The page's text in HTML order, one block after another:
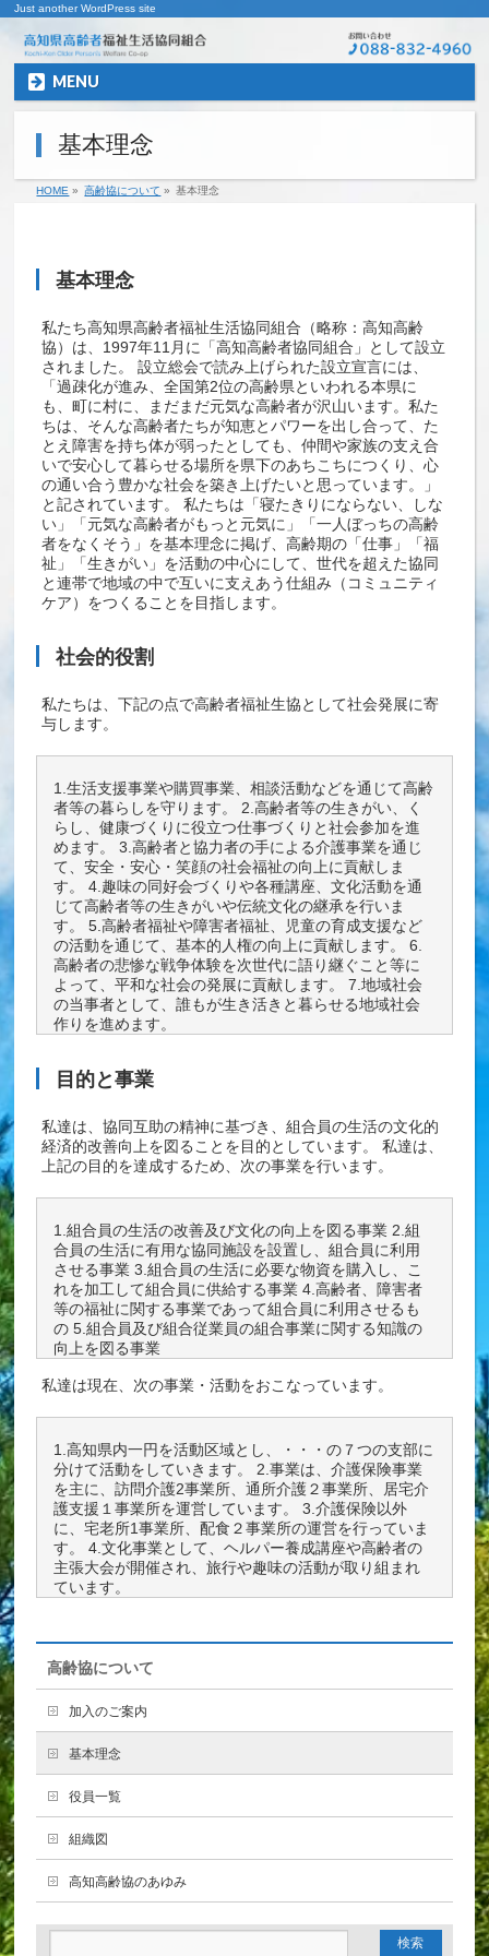
Just another WordPress site
MENU
基本理念
HOME » 高齢協について » 基本理念
基本理念
私たち高知県高齢者福祉生活協同組合（略称：高知高齢
協）は、1997年11月に「高知高齢者協同組合」として設立
されました。 設立総会で読み上げられた設立宣言には、
「過疎化が進み、全国第2位の高齢県といわれる本県に
も、町に村に、まだまだ元気な高齢者が沢山います。私た
ちは、そんな高齢者たちが知恵とパワーを出し合って、た
とえ障害を持ち体が弱ったとしても、仲間や家族の支え合
いで安心して暮らせる場所を県下のあちこちにつくり、心
の通い合う豊かな社会を築き上げたいと思っています。」
と記されています。 私たちは「寝たきりにならない、しな
い」「元気な高齢者がもっと元気に」「一人ぼっちの高齢
者をなくそう」を基本理念に掲げ、高齢期の「仕事」「福
祉」「生きがい」を活動の中心にして、世代を超えた協同
と連帯で地域の中で互いに支えあう仕組み（コミュニティ
ケア）をつくることを目指します。
社会的役割
私たちは、下記の点で高齢者福祉生協として社会発展に寄
与します。
1.生活支援事業や購買事業、相談活動などを通じて高齢
者等の暮らしを守ります。 2.高齢者等の生きがい、く
らし、健康づくりに役立つ仕事づくりと社会参加を進
めます。 3.高齢者と協力者の手による介護事業を通じ
て、安全・安心・笑顔の社会福祉の向上に貢献しま
す。 4.趣味の同好会づくりや各種講座、文化活動を通
じて高齢者等の生きがいや伝統文化の継承を行いま
す。 5.高齢者福祉や障害者福祉、児童の育成支援など
の活動を通じて、基本的人権の向上に貢献します。 6.
高齢者の悲惨な戦争体験を次世代に語り継ぐこと等に
よって、平和な社会の発展に貢献します。 7.地域社会
の当事者として、誰もが生き活きと暮らせる地域社会
作りを進めます。
目的と事業
私達は、協同互助の精神に基づき、組合員の生活の文化的
経済的改善向上を図ることを目的としています。 私達は、
上記の目的を達成するため、次の事業を行います。
1.組合員の生活の改善及び文化の向上を図る事業 2.組
合員の生活に有用な協同施設を設置し、組合員に利用
させる事業 3.組合員の生活に必要な物資を購入し、こ
れを加工して組合員に供給する事業 4.高齢者、障害者
等の福祉に関する事業であって組合員に利用させるも
の 5.組合員及び組合従業員の組合事業に関する知識の
向上を図る事業
私達は現在、次の事業・活動をおこなっています。
1.高知県内一円を活動区域とし、・・・の７つの支部に
分けて活動をしていきます。 2.事業は、介護保険事業
を主に、訪問介護2事業所、通所介護２事業所、居宅介
護支援１事業所を運営しています。 3.介護保険以外
に、宅老所1事業所、配食２事業所の運営を行っていま
す。 4.文化事業として、ヘルパー養成講座や高齢者の
主張大会が開催され、旅行や趣味の活動が取り組まれ
ています。
高齢協について
加入のご案内
基本理念
役員一覧
組織図
高知高齢協のあゆみ